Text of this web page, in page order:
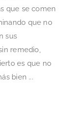
que se comen
que no
sus
remedio,
es que no
bien ...